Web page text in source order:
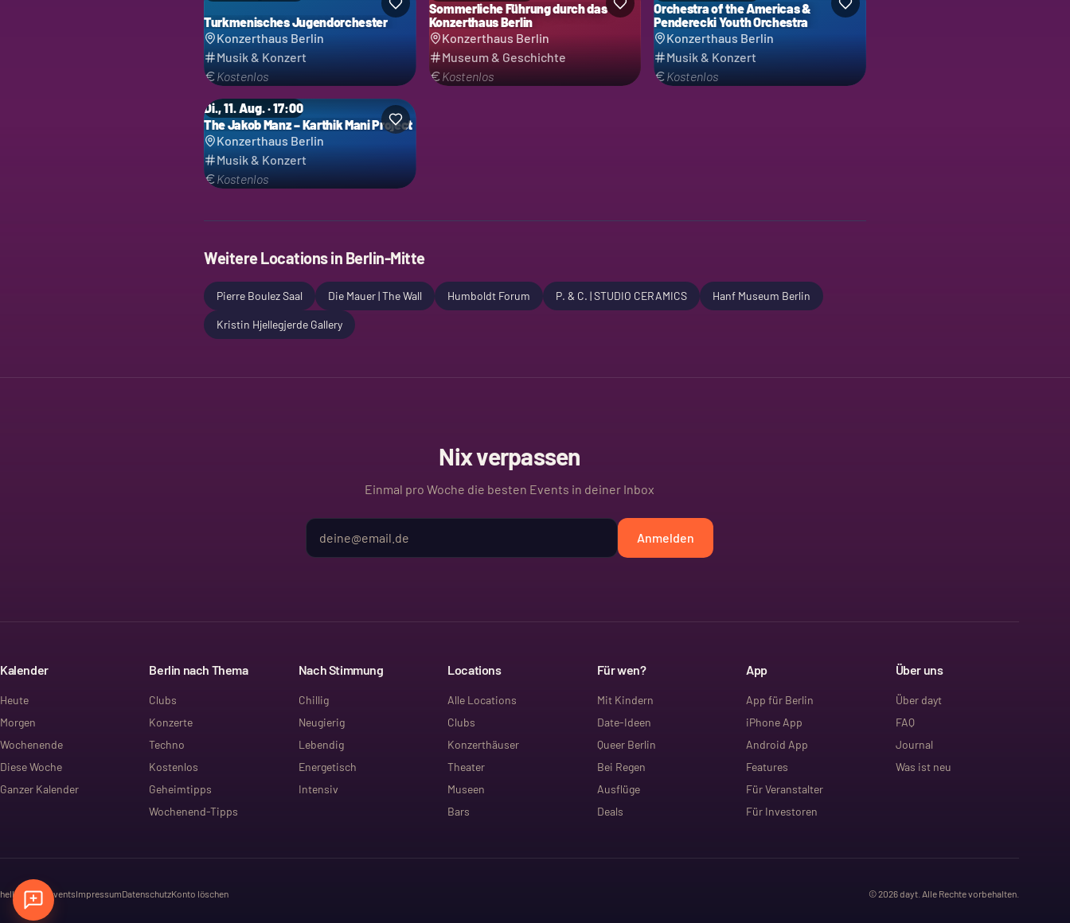
Turkmenisches Jugendorchester
Konzerthaus Berlin
Musik & Konzert
Kostenlos
Sommerliche Führung durch das
Konzerthaus Berlin
Konzerthaus Berlin
Museum & Geschichte
Kostenlos
Orchestra of the Americas &
Penderecki Youth Orchestra
Konzerthaus Berlin
Musik & Konzert
Kostenlos
Di., 11. Aug. · 17:00
The Jakob Manz – Karthik Mani Project
Konzerthaus Berlin
Musik & Konzert
Kostenlos
Weitere Locations in Berlin-Mitte
Pierre Boulez Saal Die Mauer | The Wall Humboldt Forum P. & C. | STUDIO CERAMICS Hanf Museum Berlin
Kristin Hjellegjerde Gallery
Nix verpassen
Einmal pro Woche die besten Events in deiner Inbox
Anmelden
Kalender
Heute
Morgen
Wochenende
Diese Woche
Ganzer Kalender
Berlin nach Thema
Clubs
Konzerte
Techno
Kostenlos
Geheimtipps
Wochenend-Tipps
Nach Stimmung
Chillig
Neugierig
Lebendig
Energetisch
Intensiv
Locations
Alle Locations
Clubs
Konzerthäuser
Theater
Museen
Bars
Für wen?
Mit Kindern
Date-Ideen
Queer Berlin
Bei Regen
Ausflüge
Deals
App
App für Berlin
iPhone App
Android App
Features
Für Veranstalter
Für Investoren
Über uns
Über dayt
FAQ
Journal
Was ist neu
hello@dayt.eventsImpressumDatenschutzKonto löschen ©2026dayt. Alle Rechte vorbehalten.